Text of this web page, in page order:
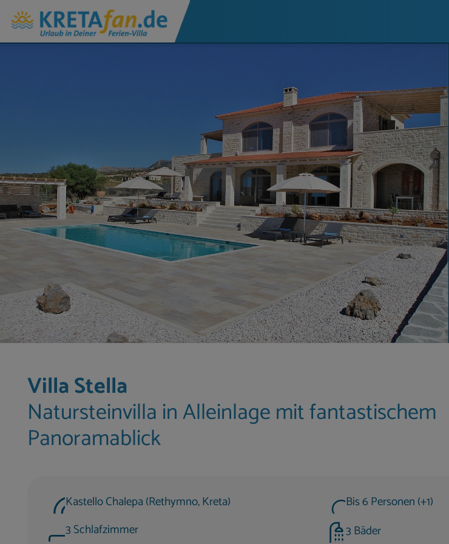
Villa Stella
Natursteinvilla in Alleinlage mit fantastischem
Panoramablick
Kastello Chalepa (Rethymno, Kreta)
Bis 6 Personen (+1)
3 Schlafzimmer
3 Bäder